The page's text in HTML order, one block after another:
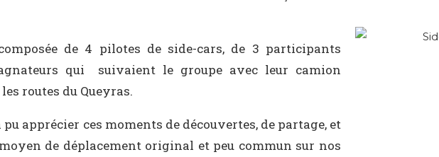
de 4 pilotes de side-cars, de 3 participants
qui suivaient le groupe avec leur camion
routes du Queyras.
apprécier ces moments de découvertes, de partage, et
de déplacement original et peu commun sur nos